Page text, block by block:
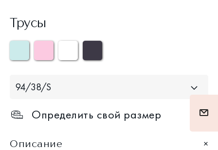
Трусы
94/38/S
Определить свой размер
Описание